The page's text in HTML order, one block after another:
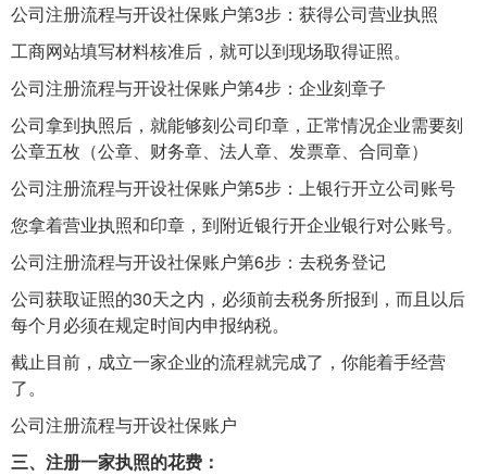
公司注册流程与开设社保账户第3步：获得公司营业执照
工商网站填写材料核准后，就可以到现场取得证照。
公司注册流程与开设社保账户第4步：企业刻章子
公司拿到执照后，就能够刻公司印章，正常情况企业需要刻
公章五枚（公章、财务章、法人章、发票章、合同章）
公司注册流程与开设社保账户第5步：上银行开立公司账号
您拿着营业执照和印章，到附近银行开企业银行对公账号。
公司注册流程与开设社保账户第6步：去税务登记
公司获取证照的30天之内，必须前去税务所报到，而且以后
每个月必须在规定时间内申报纳税。
截止目前，成立一家企业的流程就完成了，你能着手经营
了。
公司注册流程与开设社保账户
三、注册一家执照的花费：